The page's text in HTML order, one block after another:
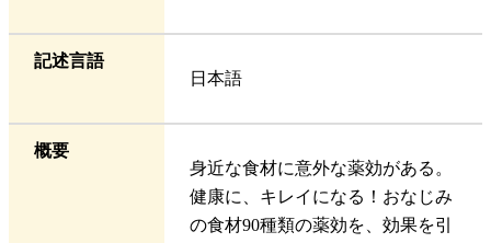
記述言語
日本語
概要
身近な食材に意外な薬効がある。
健康に、キレイになる！おなじみ
の食材90種類の薬効を、効果を引